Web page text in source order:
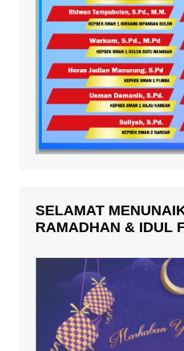
SELAMAT
RAMADHAN & IDUL